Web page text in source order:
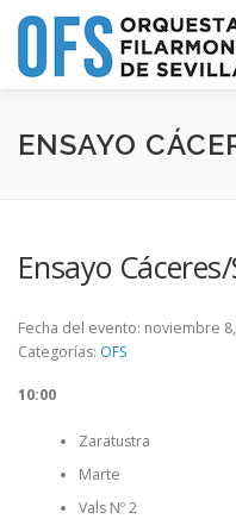
contenido
QUIÉNES SOMOS
ENSAYO
Ensayo
Fecha del evento: noviembre
Categorías: OFS
10:00
Zaratustra
Marte
Vals Nº 2